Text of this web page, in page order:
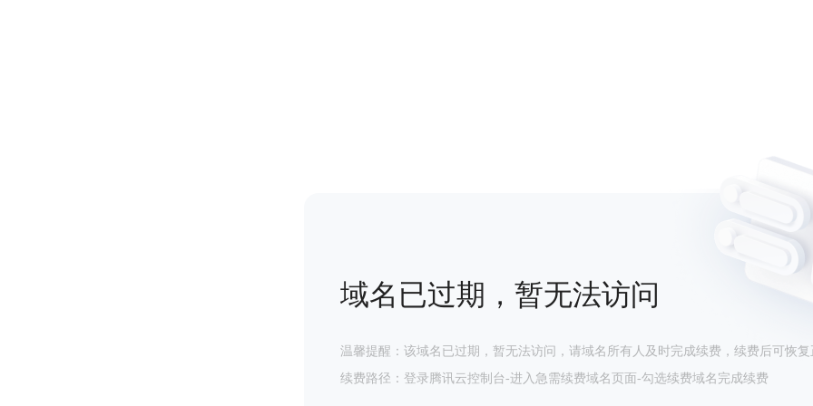
域名已过期，暂无法访问
温馨提醒：该域名已过期，暂无法访问，请域名所有人及时完成续费，续费后可恢复
续费路径：登录腾讯云控制台-进入急需续费域名页面-勾选续费域名完成续费